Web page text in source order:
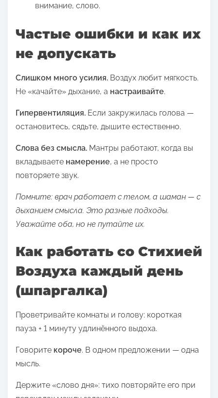
внимание, слово.
Частые ошибки и как их
не допускать
Слишком много усилия. Воздух любит мягкость.
Не «качайте» дыхание, а настраивайте.
Гипервентиляция. Если закружилась голова —
остановитесь, сядьте, дышите естественно.
Слова без смысла. Мантры работают, когда вы
вкладываете намерение, а не просто
повторяете звук.
Помните: врач работает с телом, а шаман — с
дыханием смысла. Это разные подходы.
Уважайте оба, но не путайте их.
Как работать со Стихией
Воздуха каждый день
(шпаргалка)
Проветривайте комнаты и голову: короткая
пауза + 1 минуту удлинённого выдоха.
Говорите короче. В одном предложении — одна
мысль.
Держите «слово дня»: тихо повторяйте его при